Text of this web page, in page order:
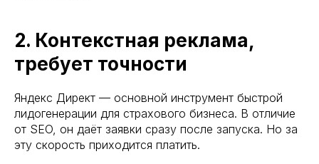
2. Контекстная реклама,
требует точности
Яндекс Директ — основной инструмент быстрой
лидогенерации для страхового бизнеса. В отличие
от SEO, он даёт заявки сразу после запуска. Но за
эту скорость приходится платить.